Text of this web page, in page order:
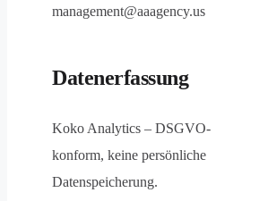
management@aaagency.us
Datenerfassung
Koko Analytics – DSGVO-
konform, keine persönliche
Datenspeicherung.